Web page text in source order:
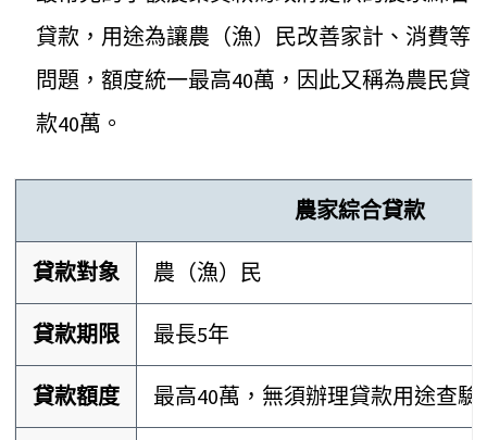
貸款，用途為讓農（漁）民改善家計、消費等
問題，額度統一最高40萬，因此又稱為農民貸
款40萬。
農家綜合貸款
貸款對象 農（漁）民
貸款期限 最長5年
貸款額度 最高40萬，無須辦理貸款用途查驗